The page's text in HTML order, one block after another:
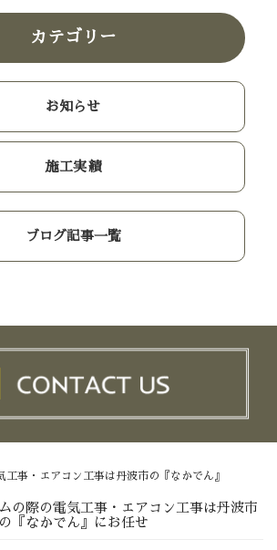
カテゴリー
お知らせ
施工実績
ブログ記事一覧
の際の電気工事・エアコン工事は丹波市
の『なかでん』にお任せ